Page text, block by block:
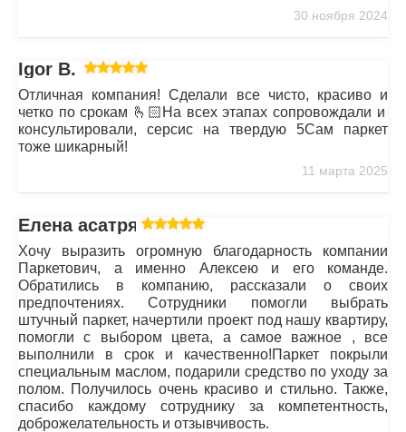
30 ноября 2024
Igor B.
Отличная компания! Сделали все чисто, красиво и
четко по срокам 🫰🏻На всех этапах сопровождали и
консультировали, серсис на твердую 5Сам паркет
тоже шикарный!
11 марта 2025
Елена асатрян
Хочу выразить огромную благодарность компании
Паркетович, а именно Алексею и его команде.
Обратились в компанию, рассказали о своих
предпочтениях. Сотрудники помогли выбрать
штучный паркет, начертили проект под нашу квартиру,
помогли с выбором цвета, а самое важное , все
выполнили в срок и качественно!Паркет покрыли
специальным маслом, подарили средство по уходу за
полом. Получилось очень красиво и стильно. Также,
спасибо каждому сотруднику за компетентность,
доброжелательность и отзывчивость.